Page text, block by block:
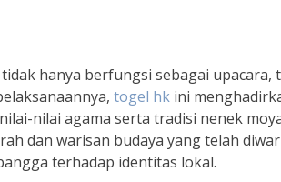
hanya berfungsi sebagai upacara,
togel hk ini
nilai agama serta tradisi nenek
dan warisan budaya yang telah
terhadap identitas lokal.